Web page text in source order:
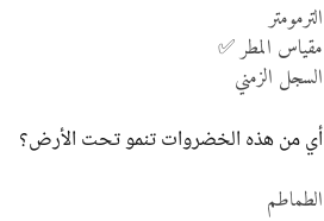
الترمومتر
مقياس المطر ✅
السجل الزمني
أي من هذه الخضروات تنمو تحت الأرض؟
الطماطم